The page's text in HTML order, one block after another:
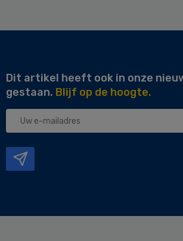
Dit artikel heeft ook in onze
gestaan. Blijf op de hoogte.
Uw